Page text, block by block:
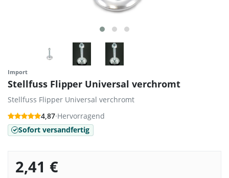
Import
Stellfuss Flipper Universal verchromt
Stellfuss Flipper Universal verchromt
4,87·Hervorragend
Sofort versandfertig
2,41 €